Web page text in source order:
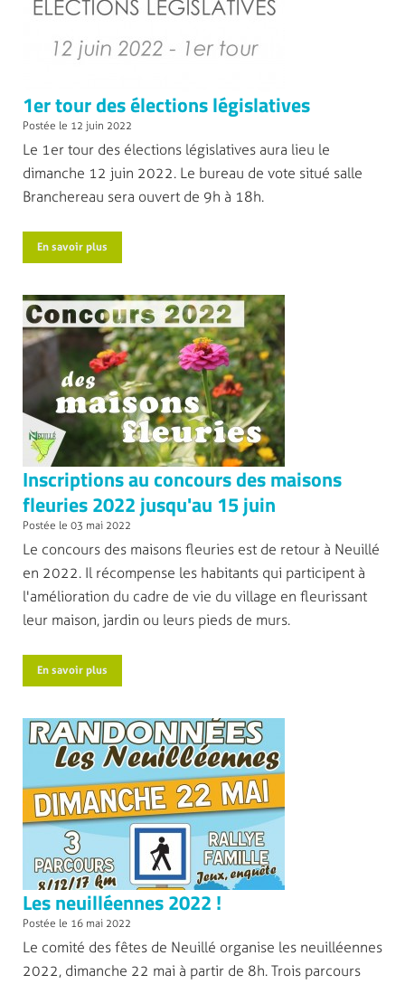
1er tour des élections législatives
Postée le 12 juin 2022
Le 1er tour des élections législatives aura lieu le
dimanche 12 juin 2022. Le bureau de vote situé salle
Branchereau sera ouvert de 9h à 18h.
En savoir plus
Inscriptions au concours des maisons
fleuries 2022 jusqu'au 15 juin
Postée le 03 mai 2022
Le concours des maisons fleuries est de retour à Neuillé
en 2022. Il récompense les habitants qui participent à
l'amélioration du cadre de vie du village en fleurissant
leur maison, jardin ou leurs pieds de murs.
En savoir plus
Les neuilléennes 2022 !
Postée le 16 mai 2022
Le comité des fêtes de Neuillé organise les neuilléennes
2022, dimanche 22 mai à partir de 8h. Trois parcours